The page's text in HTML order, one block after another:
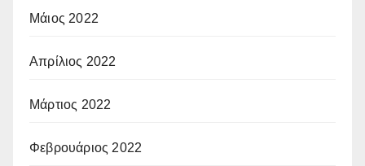
Μάιος 2022
Απρίλιος 2022
Μάρτιος 2022
Φεβρουάριος 2022